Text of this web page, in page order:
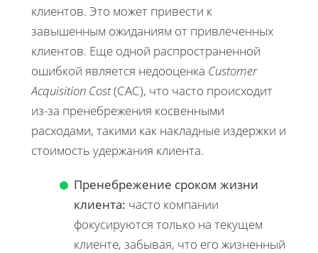
клиентов. Это может привести к
завышенным ожиданиям от привлеченных
клиентов. Еще одной распространенной
ошибкой является недооценка Customer
Acquisition Cost(CAC), что часто происходит
из-за пренебрежения косвенными
расходами, такими как накладные издержки и
стоимость удержания клиента.
Пренебрежение сроком жизни
клиента: часто компании
фокусируются только на текущем
клиенте, забывая, что его жизненный